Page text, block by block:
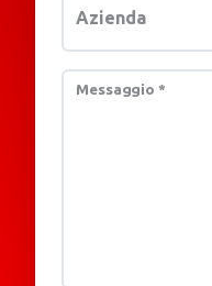
Azienda
Messaggio *